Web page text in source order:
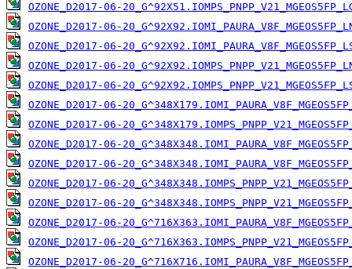
OZONE_D2017-06-
OZONE_D2017-06-
OZONE_D2017-06-
OZONE_D2017-06-
OZONE_D2017-06-
OZONE_D2017-06-
OZONE_D2017-06-
OZONE_D2017-06-
OZONE_D2017-06-
OZONE_D2017-06-
OZONE_D2017-06-
OZONE_D2017-06-
OZONE_D2017-06-
OZONE_D2017-06-